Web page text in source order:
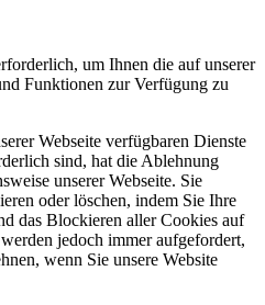
um Ihnen die auf unserer
Funktionen zur Verfügung zu
Webseite verfügbaren Dienste
sind, hat die Ablehnung
unserer Webseite. Sie
oder löschen, indem Sie Ihre
das Blockieren aller Cookies auf
jedoch immer aufgefordert,
wenn Sie unsere Website